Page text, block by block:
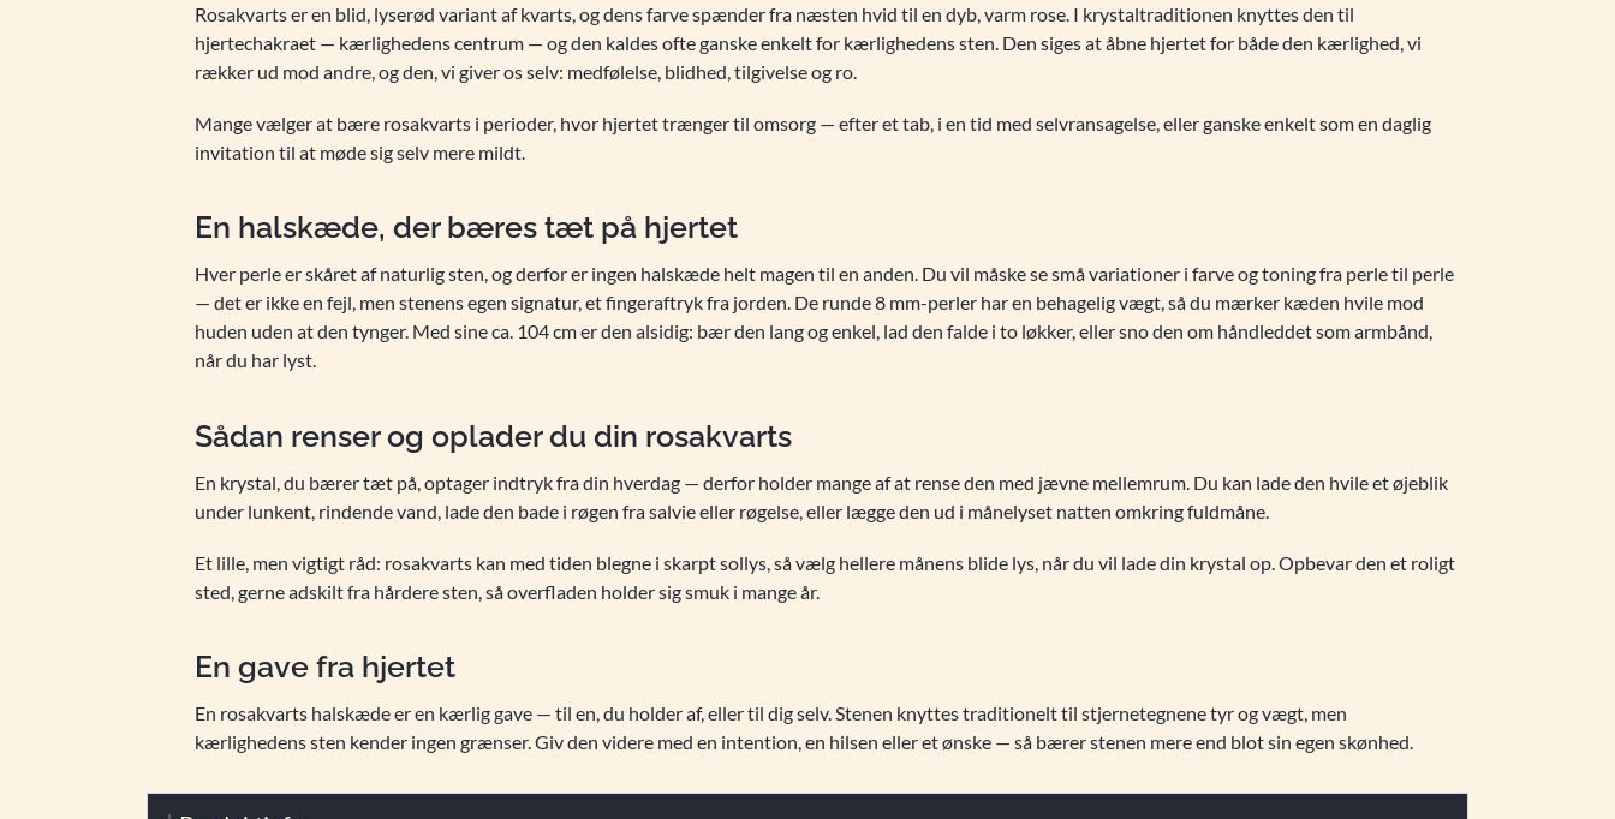
Rosakvarts er en blid, lyserød variant af kvarts, og dens farve spænder fra næsten hvid til en dyb, varm rose. I krystaltraditionen knyttes den til
hjertechakraet — kærlighedens centrum — og den kaldes ofte ganske enkelt for kærlighedens sten. Den siges at åbne hjertet for både den kærlighed, vi
rækker ud mod andre, og den, vi giver os selv: medfølelse, blidhed, tilgivelse og ro.
Mange vælger at bære rosakvarts i perioder, hvor hjertet trænger til omsorg — efter et tab, i en tid med selvransagelse, eller ganske enkelt som en daglig
invitation til at møde sig selv mere mildt.
En halskæde, der bæres tæt på hjertet
Hver perle er skåret af naturlig sten, og derfor er ingen halskæde helt magen til en anden. Du vil måske se små variationer i farve og toning fra perle til perle
— det er ikke en fejl, men stenens egen signatur, et fingeraftryk fra jorden. De runde 8 mm-perler har en behagelig vægt, så du mærker kæden hvile mod
huden uden at den tynger. Med sine ca. 104 cm er den alsidig: bær den lang og enkel, lad den falde i to løkker, eller sno den om håndleddet som armbånd,
når du har lyst.
Sådan renser og oplader du din rosakvarts
En krystal, du bærer tæt på, optager indtryk fra din hverdag — derfor holder mange af at rense den med jævne mellemrum. Du kan lade den hvile et øjeblik
under lunkent, rindende vand, lade den bade i røgen fra salvie eller røgelse, eller lægge den ud i månelyset natten omkring fuldmåne.
Et lille, men vigtigt råd: rosakvarts kan med tiden blegne i skarpt sollys, så vælg hellere månens blide lys, når du vil lade din krystal op. Opbevar den et roligt
sted, gerne adskilt fra hårdere sten, så overfladen holder sig smuk i mange år.
En gave fra hjertet
En rosakvarts halskæde er en kærlig gave — til en, du holder af, eller til dig selv. Stenen knyttes traditionelt til stjernetegnene tyr og vægt, men
kærlighedens sten kender ingen grænser. Giv den videre med en intention, en hilsen eller et ønske — så bærer stenen mere end blot sin egen skønhed.